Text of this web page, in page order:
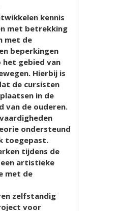
kennis
met betrekking
met de
beperkingen
het gebied van
Hierbij is
de cursisten
in de
van de ouderen.
ondersteund
toegepast.
tijdens de
artistieke
met de
zelfstandig
voor